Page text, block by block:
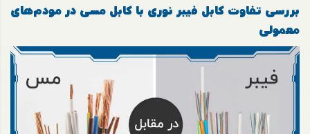
بررسی تفاوت کابل فیبر نوری با کابل مسی در مودم‌های
معمولی